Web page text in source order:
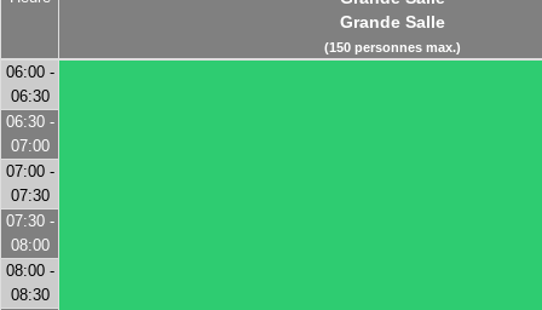
Grande Salle
(150 personnes max.)
06:00 -
06:30
06:30 -
07:00
07:00 -
07:30
07:30 -
08:00
08:00 -
08:30